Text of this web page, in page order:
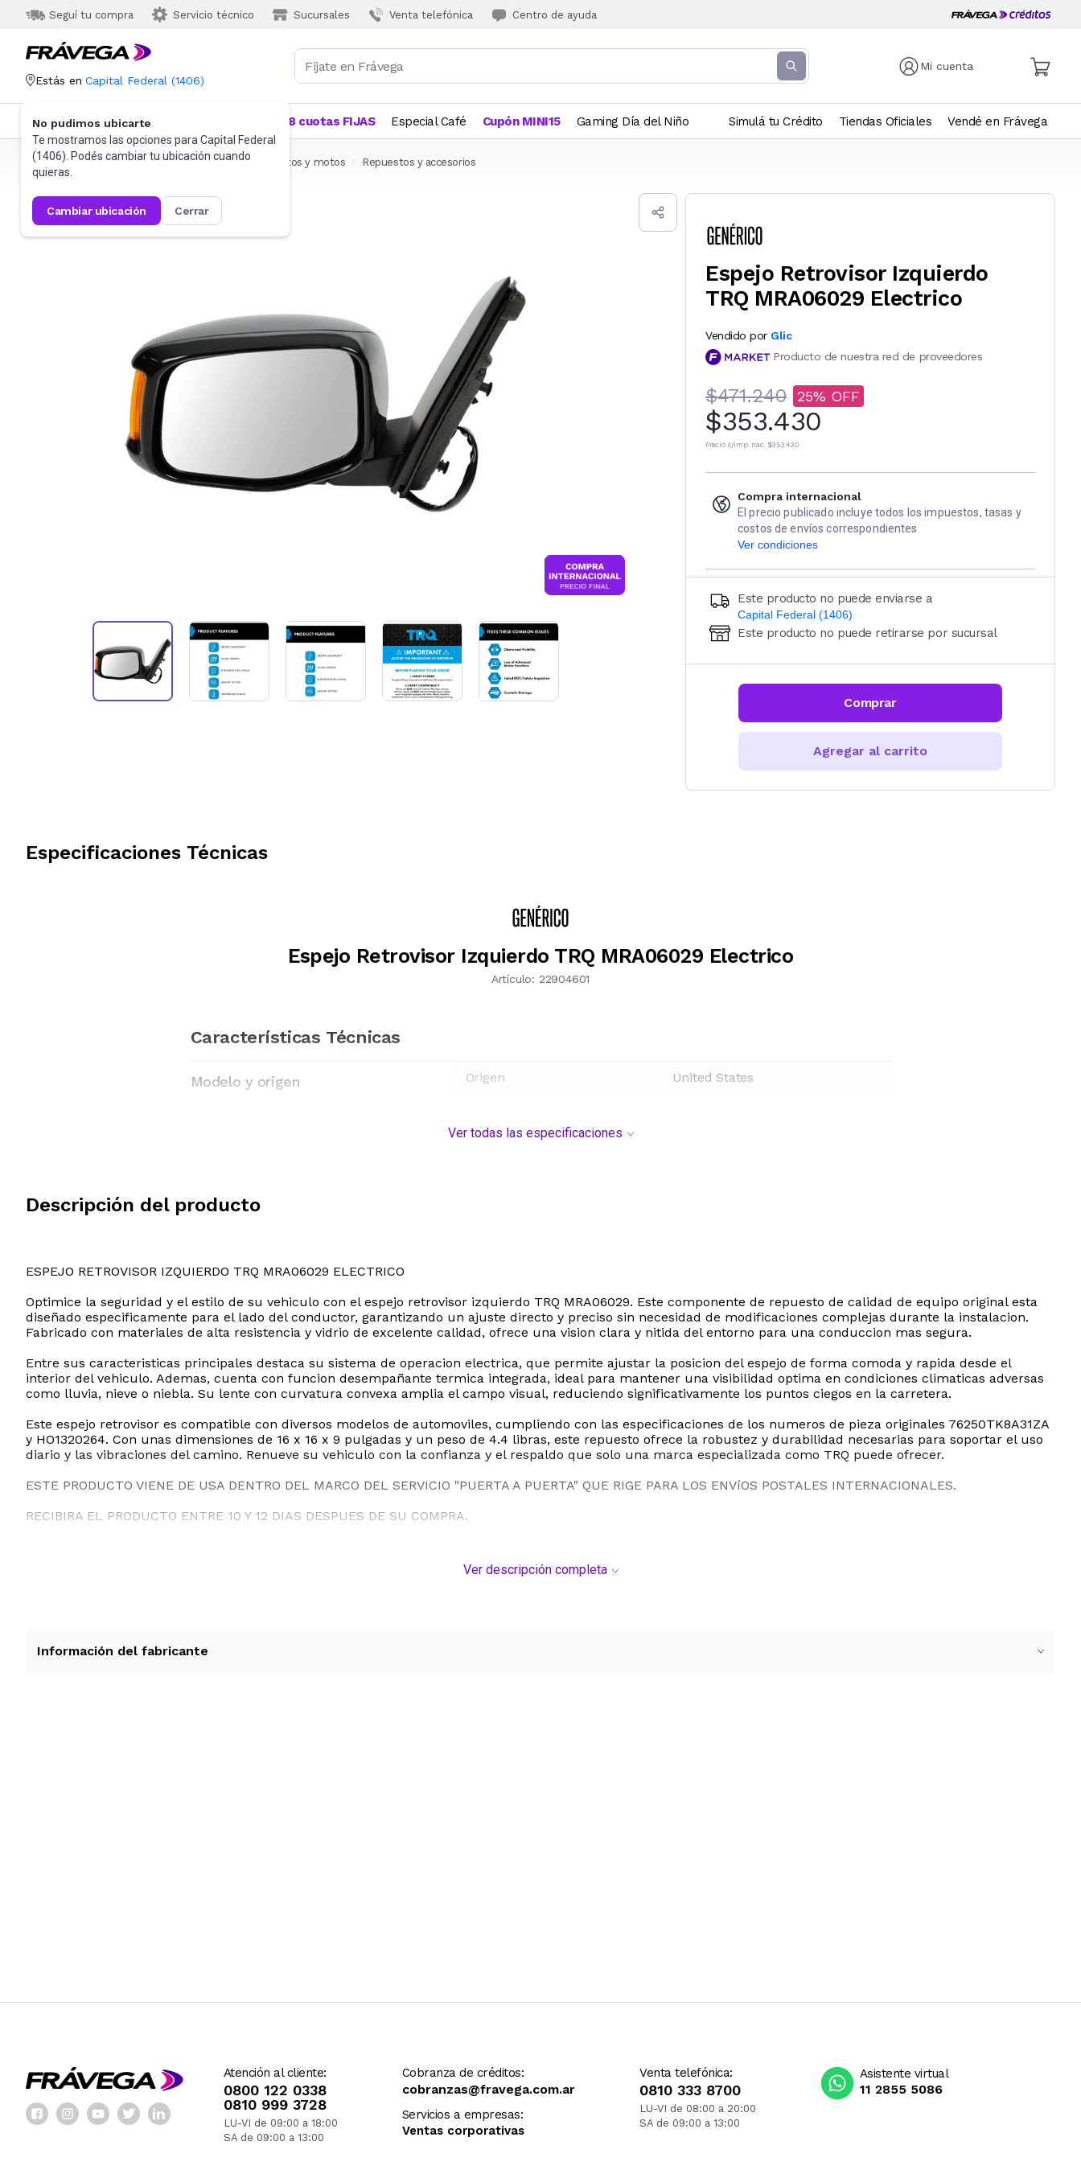
Seguí tu compra Servicio técnico Sucursales Venta telefónica Centro de ayuda
Mi cuenta
Estás en Capital Federal (1406)
No pudimos ubicarte
Te mostramos las opciones para Capital Federal
(1406). Podés cambiar tu ubicación cuando
quieras.
cambiar ubicación cerrar
Categorías Más Vendidos 18 cuotas FIJAS Especial Café Cupón MINI15 Gaming Día del Niño Simulá tu Crédito Tiendas Oficiales Vendé en Frávega
Frávega Autos, Motos y Otros Accesorios para autos y motos Repuestos y accesorios
Espejo Retrovisor Izquierdo
TRQ MRA06029 Electrico
Vendido por Glic
Producto de nuestra red de proveedores
$471.240 25
$353.430
Precio s/imp. nac. $353.430
Compra internacional
El precio publicado incluye todos los impuestos, tasas y
costos de envíos correspondientes
Ver condiciones
Este producto no puede enviarse a
Capital Federal (1406)
Ingresá código postal (sólo números)
CALCULAR
Este producto no puede retirarse por sucursal
Comprar
Agregar al carrito
Especificaciones Técnicas
Espejo Retrovisor Izquierdo TRQ MRA06029 Electrico
Artículo: 22904601
Características Técnicas
Modelo y origen Origen United States
Ver todas las especificaciones
Descripción del producto
ESPEJO RETROVISOR IZQUIERDO TRQ MRA06029 ELECTRICO
Optimice la seguridad y el estilo de su vehiculo con el espejo retrovisor izquierdo TRQ MRA06029. Este componente de repuesto de calidad de equipo original esta
diseñado especificamente para el lado del conductor, garantizando un ajuste directo y preciso sin necesidad de modificaciones complejas durante la instalacion.
Fabricado con materiales de alta resistencia y vidrio de excelente calidad, ofrece una vision clara y nitida del entorno para una conduccion mas segura.
Entre sus caracteristicas principales destaca su sistema de operacion electrica, que permite ajustar la posicion del espejo de forma comoda y rapida desde el
interior del vehiculo. Ademas, cuenta con funcion desempañante termica integrada, ideal para mantener una visibilidad optima en condiciones climaticas adversas
como lluvia, nieve o niebla. Su lente con curvatura convexa amplia el campo visual, reduciendo significativamente los puntos ciegos en la carretera.
Este espejo retrovisor es compatible con diversos modelos de automoviles, cumpliendo con las especificaciones de los numeros de pieza originales 76250TK8A31ZA
y HO1320264. Con unas dimensiones de 16 x 16 x 9 pulgadas y un peso de 4.4 libras, este repuesto ofrece la robustez y durabilidad necesarias para soportar el uso
diario y las vibraciones del camino. Renueve su vehiculo con la confianza y el respaldo que solo una marca especializada como TRQ puede ofrecer.
ESTE PRODUCTO VIENE DE USA DENTRO DEL MARCO DEL SERVICIO "PUERTA A PUERTA" QUE RIGE PARA LOS ENVíOS POSTALES INTERNACIONALES.
RECIBIRA EL PRODUCTO ENTRE 10 Y 12 DIAS DESPUES DE SU COMPRA.
Ver descripción completa
Información del fabricante
Atención al cliente:
0800 122 0338
0810 999 3728
LU-VI de 09:00 a 18:00
SA de 09:00 a 13:00
Cobranza de créditos:
cobranzas@fravega.com.ar
Servicios a empresas:
Ventas corporativas
Venta telefónica:
0810 333 8700
LU-VI de 08:00 a 20:00
SA de 09:00 a 13:00
Asistente virtual
11 2855 5086